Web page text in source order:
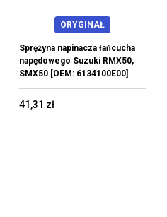
ORYGINAŁ
Sprężyna napinacza łańcucha
napędowego Suzuki RMX50,
SMX50 [OEM: 6134100E00]
41,31 zł